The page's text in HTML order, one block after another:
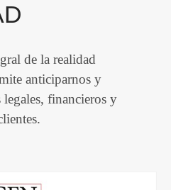
de la realidad
anticiparnos y
legales, financieros y